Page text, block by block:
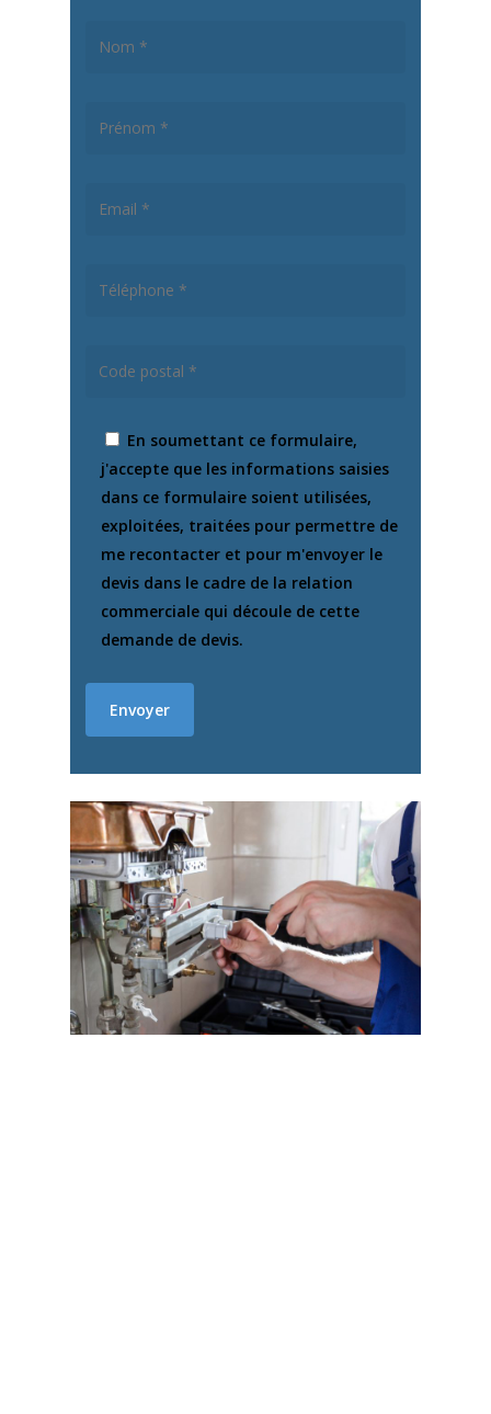
En soumettant ce formulaire,
j'accepte que les informations saisies
dans ce formulaire soient utilisées,
exploitées, traitées pour permettre de
me recontacter et pour m'envoyer le
devis dans le cadre de la relation
commerciale qui découle de cette
demande de devis.